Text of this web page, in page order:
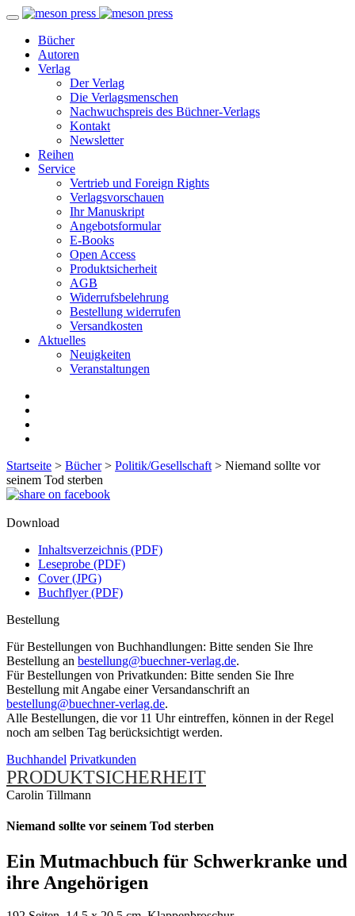
Bücher
Autoren
Verlag
Der Verlag
Die Verlagsmenschen
Nachwuchspreis des Büchner-Verlags
Kontakt
Newsletter
Reihen
Service
Vertrieb und Foreign Rights
Verlagsvorschauen
Ihr Manuskript
Angebotsformular
E-Books
Open Access
Produktsicherheit
AGB
Widerrufsbelehrung
Bestellung widerrufen
Versandkosten
Aktuelles
Neuigkeiten
Veranstaltungen
Startseite > Bücher> Politik/Gesellschaft > Niemand sollte vor
seinem Tod sterben
Download
Inhaltsverzeichnis (PDF)
Leseprobe (PDF)
Cover (JPG)
Buchflyer (PDF)
Bestellung
Für Bestellungen von Buchhandlungen: Bitte senden Sie Ihre
Bestellung an bestellung@buechner-verlag.de.
Für Bestellungen von Privatkunden: Bitte senden Sie Ihre
Bestellung mit Angabe einer Versandanschrift an
bestellung@buechner-verlag.de.
Alle Bestellungen, die vor 11 Uhr eintreffen, können in der Regel
noch am selben Tag berücksichtigt werden.
Buchhandel Privatkunden
PRODUKTSICHERHEIT
Carolin Tillmann
Niemand sollte vor seinem Tod sterben
Ein Mutmachbuch für Schwerkranke und
ihre Angehörigen